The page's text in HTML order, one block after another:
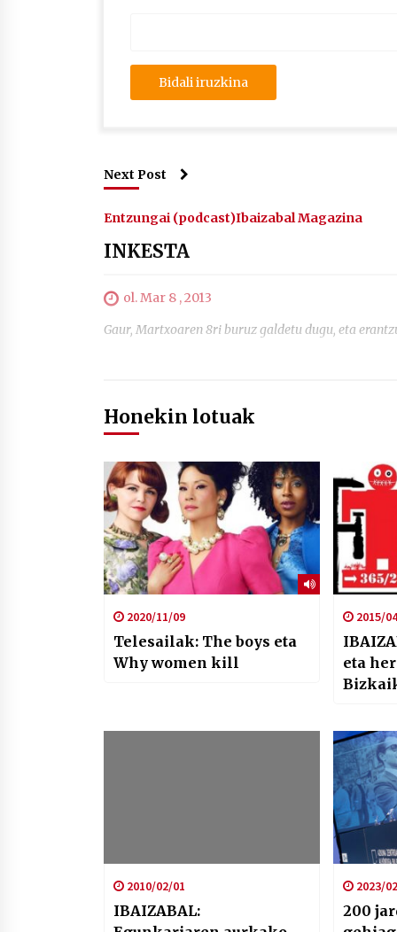
Next Post
Entzungai (podcast)Ibaizabal Magazina
INKESTA
ol. Mar 8 , 2013
Gaur, Martxoaren 8ri buruz galdetu dugu, eta
Honekin lotuak
2020/11/09
Telesailak: The boys eta
Why women kill
2015/
eta
2010/02/01
IBAIZABAL:
2023/
200